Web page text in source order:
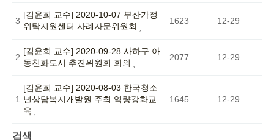
3
[김윤희 교수] 2020-10-07 부산가정
위탁지원센터 사례자문위원회
1623 12-29
2
[김윤희 교수] 2020-09-28 사하구 아
동친화도시 추진위원회 회의
2077 12-29
1
[김윤희 교수] 2020-08-03 한국청소
년상담복지개발원 주최 역량강화교
육
1645 12-29
검색